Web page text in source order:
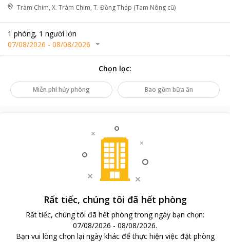
Tràm Chim, X. Tràm Chim, T. Đồng Tháp (Tam Nông cũ)
1 phòng, 1 người lớn
07/08/2026 - 08/08/2026
Chọn lọc:
Miễn phí hủy phòng Bao gồm bữa ăn
Rất tiếc, chúng tôi đã hết phòng
Rất tiếc, chúng tôi đã hết phòng trong ngày bạn chọn:
07/08/2026 - 08/08/2026.
Bạn vui lòng chọn lại ngày khác để thực hiện việc đặt phòng